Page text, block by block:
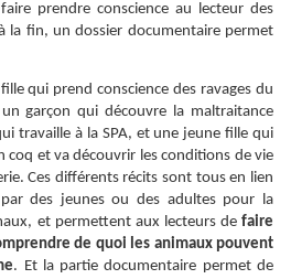
prendre conscience au lecteur des
la fin, un dossier documentaire permet
qui prend conscience des ravages du
garçon qui découvre la maltraitance
travaille à la SPA, et une jeune fille qui
coq et va découvrir les conditions de vie
Ces différents récits sont tous en lien
des jeunes ou des adultes pour la
et permettent aux lecteurs defaire
de quoi les animaux pouvent
. Et la partie documentaire permet de